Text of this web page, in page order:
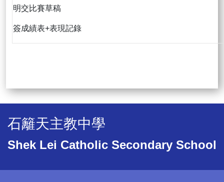
明交比賽草稿
簽成績表+表現記錄
石籬天主教中學
Shek Lei Catholic Secondary School